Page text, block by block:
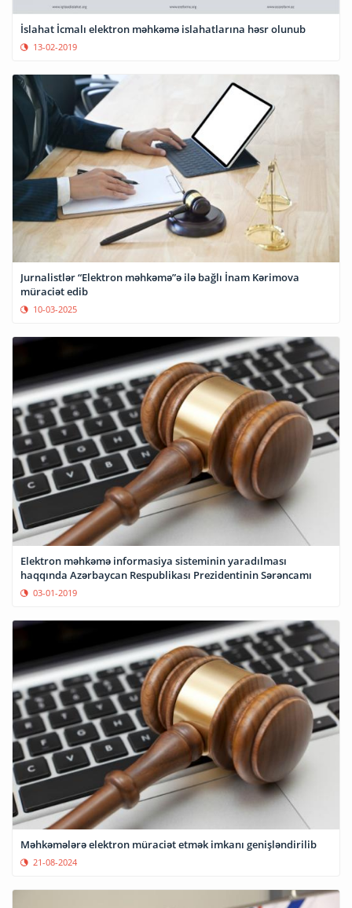
İslahat İcmalı elektron məhkəmə islahatlarına həsr olunub
13-02-2019
Jurnalistlər “Elektron məhkəmə”ə ilə bağlı İnam Kərimova
müraciət edib
10-03-2025
Elektron məhkəmə informasiya sisteminin yaradılması
haqqında Azərbaycan Respublikası Prezidentinin Sərəncamı
03-01-2019
Məhkəmələrə elektron müraciət etmək imkanı genişləndirilib
21-08-2024